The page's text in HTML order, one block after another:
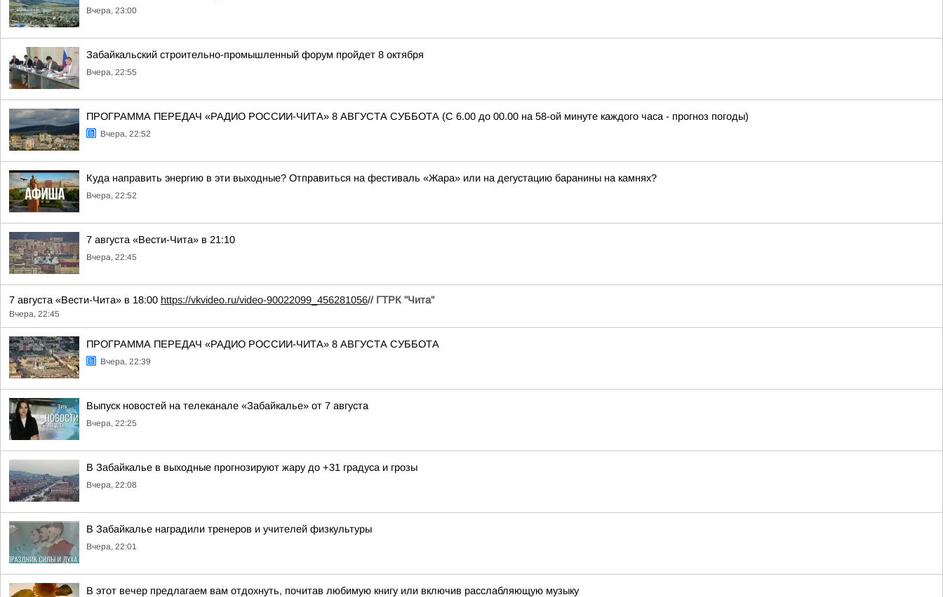
Вчера, 23:00
Забайкальский строительно-промышленный форум пройдет 8 октября
Вчера, 22:55
ПРОГРАММА ПЕРЕДАЧ «РАДИО РОССИИ-ЧИТА» 8 АВГУСТА СУББОТА (С 6.00 до 00.00 на 58-ой минуте каждого часа - прогноз погоды)
Вчера, 22:52
Куда направить энергию в эти выходные? Отправиться на фестиваль «Жара» или на дегустацию баранины на камнях?
Вчера, 22:52
7 августа «Вести-Чита» в 21:10
Вчера, 22:45
7 августа «Вести-Чита» в 18:00 https://vkvideo.ru/video-90022099_456281056// ГТРК "Чита"
Вчера, 22:45
ПРОГРАММА ПЕРЕДАЧ «РАДИО РОССИИ-ЧИТА» 8 АВГУСТА СУББОТА
Вчера, 22:39
Выпуск новостей на телеканале «Забайкалье» от 7 августа
Вчера, 22:25
В Забайкалье в выходные прогнозируют жару до +31 градуса и грозы
Вчера, 22:08
В Забайкалье наградили тренеров и учителей физкультуры
Вчера, 22:01
В этот вечер предлагаем вам отдохнуть, почитав любимую книгу или включив расслабляющую музыку